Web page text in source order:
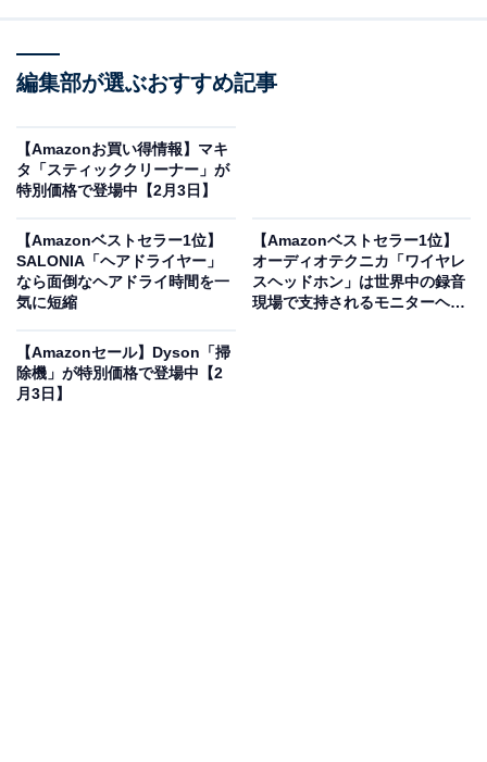
変更、売り切れの場合もあります。
いもの部
Amazonのセール商品から売れ筋ランキングまで、毎日のお買いも
る独自レビューなど、ここでしか手に入らない情報も満載です。
...続きを読む
※本記事で紹介している商品の購入やサービスの利用により、売上の一部が
Anker「ワイヤレス充電器」は寝室やデスクでも
安心して使い続けられる
編集部が選ぶおすすめ記事
【Amazonお買い得情報】マキ
タ「スティッククリーナー」が
特別価格で登場中【2月3日】
【Amazonベストセラー1位】
SALONIA「ヘアドライヤー」
なら面倒なヘアドライ時間を一
気に短縮
【Amazonベストセラー1位】
オーディオテクニカ「ワイヤレ
スヘッドホン」は世界中の録音
現場で支持されるモニターヘッ
【Amazonセール】Dyson「掃
除機」が特別価格で登場中【2
月3日】